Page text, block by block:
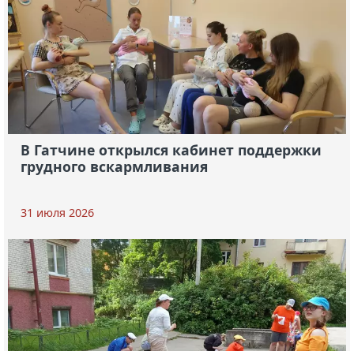
В Гатчине открылся кабинет поддержки
грудного вскармливания
31 июля 2026